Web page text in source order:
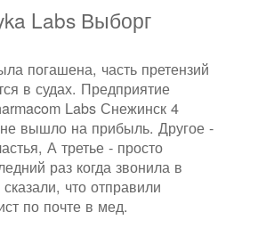
Labs Выборг
погашена, часть претензий
в судах. Предприятие
Labs Снежинск 4
не вышло на прибыль. Другое -
А третье - просто
раз когда звонила в
что отправили
по почте в мед.